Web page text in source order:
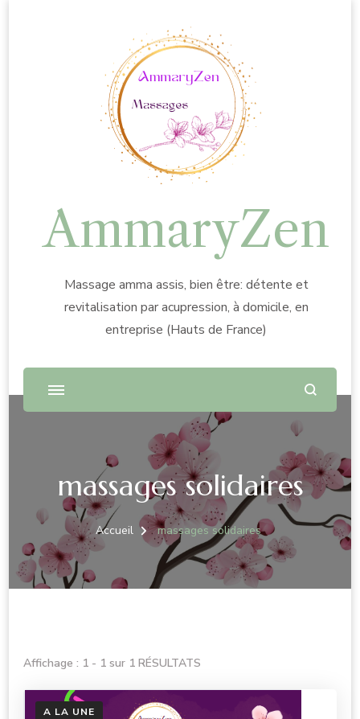
AmmaryZen
Massage amma assis, bien être: détente et
revitalisation par acupression, à domicile, en
entreprise (Hauts de France)
massages solidaires
Accueil massages solidaires
Affichage : 1 - 1 sur 1 RÉSULTATS
A LA UNE